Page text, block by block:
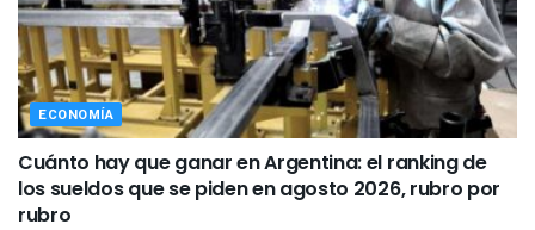
ECONOMÍA
Cuánto hay que ganar en Argentina: el ranking de
los sueldos que se piden en agosto 2026, rubro por
rubro